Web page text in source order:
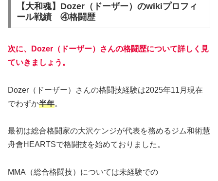
【大和魂】Dozer（ドーザー）のwikiプロフィ
ール戦績 ④格闘歴
次に、Dozer（ドーザー）さんの格闘歴について詳しく見
ていきましょう。
Dozer（ドーザー）さんの格闘技経験は2025年11月現在
でわずか半年。
最初は総合格闘家の大沢ケンジが代表を務めるジム和術慧
舟會HEARTSで格闘技を始めておりました。
MMA（総合格闘技）については未経験での